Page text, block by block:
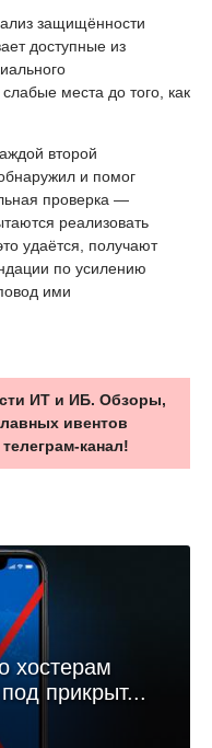
защищённости
доступные из
места до того, как
второй
и помог
проверка —
реализовать
удаётся, получают
по усилению
ими
ИТ и ИБ. Обзоры,
ивентов
канал!
хостерам
прикрыт...